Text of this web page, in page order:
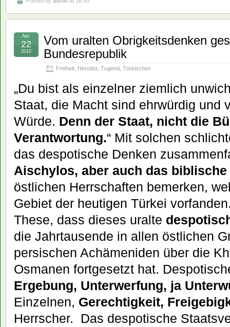
Vom uralten Obrigkeitsdenken
Bundesrepublik
Freiheit Herodot Tugend Türkisches
Apr.
22
2010
„Du bist als einzelner ziemlich
Staat, die Macht sind ehrwürdig und
Würde. Denn der Staat, nicht die
Verantwortung.“ Mit solchen
das despotische Denken
Aischylos, aber auch das
östlichen Herrschaften bemerken,
Gebiet der heutigen Türkei
These, dass dieses uralte
die Jahrtausende in allen östlichen
persischen Achämeniden über die
Osmanen fortgesetzt hat.
Ergebung, Unterwerfung, ja
Einzelnen, Gerechtigkeit,
Herrscher. Das despotische